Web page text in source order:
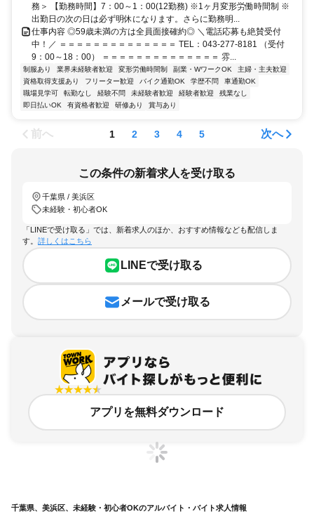
務＞ 【勤務時間】7：00～1：00(12勤務) ※1ヶ月変形労働時間制 ※
出勤日の次の日は必ず明休になります。さらに勤務明...
仕事内容 ◎59歳未満の方は全員面接確約◎ ＼電話応募も絶賛受付
中！／ ＝＝＝＝＝＝＝＝＝＝＝＝＝＝ TEL：043-277-8181 （受付
9：00～18：00） ＝＝＝＝＝＝＝＝＝＝＝＝＝＝ 雰...
制服あり 業界未経験者歓迎 変形労働時間制 副業・WワークOK
主婦・主夫歓迎
資格取得支援あり
フリーター歓迎 バイク通勤OK 学歴不問
車通勤OK
職場見学可
転勤なし 経験不問 未経験者歓迎 経験者歓迎
残業なし
即日払いOK
有資格者歓迎 研修あり 賞与あり
前へ 1 2 3 4 5 次へ
この条件の新着求人を受け取る
千葉県 / 美浜区
未経験・初心者OK
「LINEで受け取る」では、新着求人のほか、おすすめ情報なども配信しま
す。 詳しくはこちら
LINEで受け取る
メールで受け取る
アプリを無料ダウンロード
千葉県、美浜区、未経験・初心者OKのアルバイト・バイト求人情報